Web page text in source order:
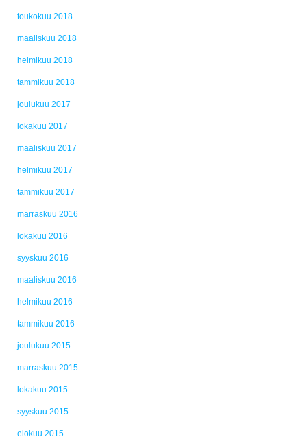
toukokuu 2018
maaliskuu 2018
helmikuu 2018
tammikuu 2018
joulukuu 2017
lokakuu 2017
maaliskuu 2017
helmikuu 2017
tammikuu 2017
marraskuu 2016
lokakuu 2016
syyskuu 2016
maaliskuu 2016
helmikuu 2016
tammikuu 2016
joulukuu 2015
marraskuu 2015
lokakuu 2015
syyskuu 2015
elokuu 2015